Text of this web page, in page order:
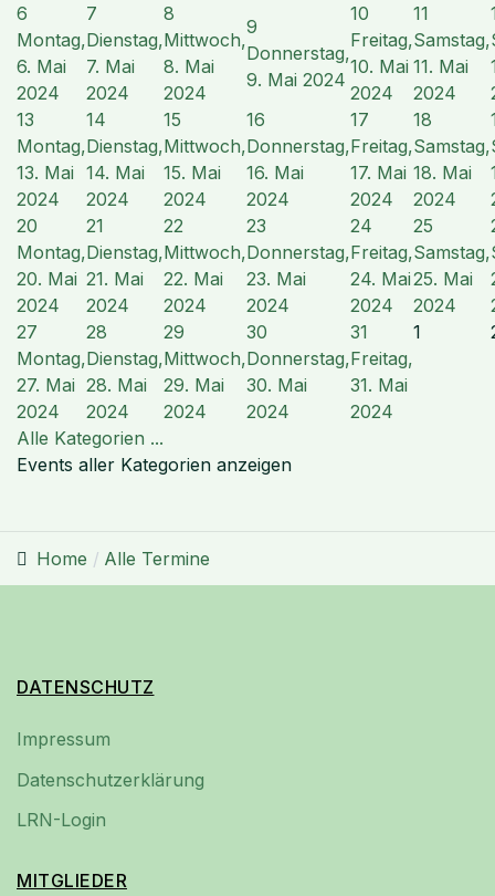
6
Montag,
6. Mai
2024
7
Dienstag,
7. Mai
2024
8
Mittwoch,
8. Mai
2024
9
Donnerstag,
9. Mai 2024
10
Freitag,
10. Mai
2024
11
Samstag,
11. Mai
2024
13
Montag,
13. Mai
2024
14
Dienstag,
14. Mai
2024
15
Mittwoch,
15. Mai
2024
16
Donnerstag,
16. Mai
2024
17
Freitag,
17. Mai
2024
18
Samstag,
18. Mai
2024
20
Montag,
20. Mai
2024
21
Dienstag,
21. Mai
2024
22
Mittwoch,
22. Mai
2024
23
Donnerstag,
23. Mai
2024
24
Freitag,
24. Mai
2024
25
Samstag,
25. Mai
2024
27
Montag,
27. Mai
2024
28
Dienstag,
28. Mai
2024
29
Mittwoch,
29. Mai
2024
30
Donnerstag,
30. Mai
2024
31
Freitag,
31. Mai
2024
1
Alle Kategorien ...
Events aller Kategorien anzeigen
Home Alle Termine
DATENSCHUTZ
Impressum
Datenschutzerklärung
LRN-Login
MITGLIEDER